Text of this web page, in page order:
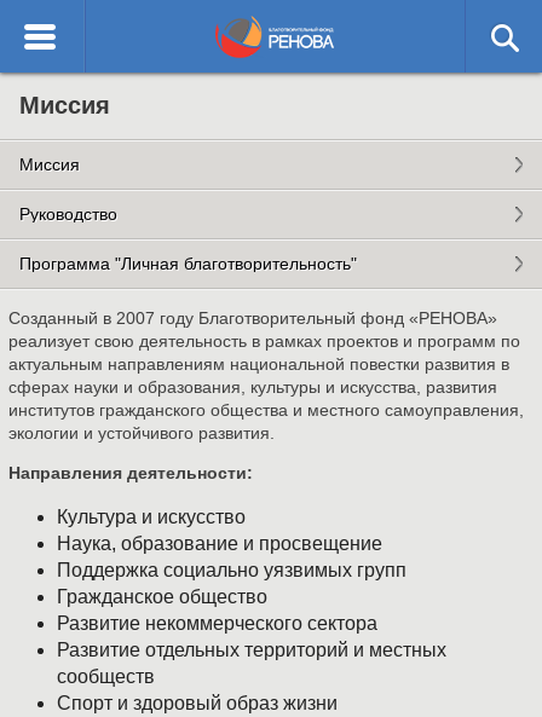
Миссия
Миссия
Руководство
Программа "Личная благотворительность"
Созданный в 2007 году Благотворительный фонд «РЕНОВА»
реализует свою деятельность в рамках проектов и программ по
актуальным направлениям национальной повестки развития в
сферах науки и образования, культуры и искусства, развития
институтов гражданского общества и местного самоуправления,
экологии и устойчивого развития.
Направления деятельности:
Культура и искусство
Наука, образование и просвещение
Поддержка социально уязвимых групп
Гражданское общество
Развитие некоммерческого сектора
Развитие отдельных территорий и местных
сообществ
Спорт и здоровый образ жизни
English
О ФОНДЕ
ОТЧЕТЫ
НАПРАВЛЕНИЯ ДЕЯТЕЛЬНОСТИ